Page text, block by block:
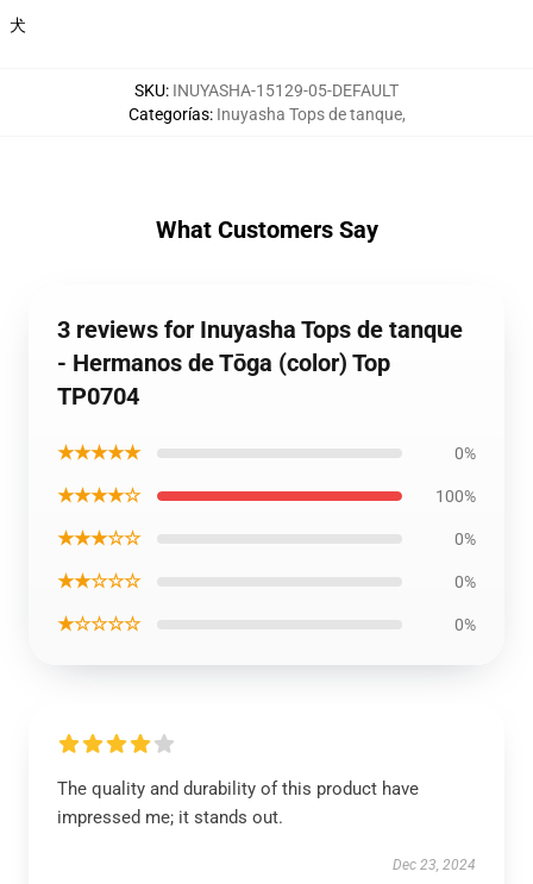
犬
SKU: INUYASHA-15129-05-DEFAULT
Categorías: Inuyasha Tops de tanque,
What Customers Say
3 reviews for Inuyasha Tops de tanque
- Hermanos de Tōga (color) Top
TP0704
★★★★★ 0%
★★★★☆ 100%
★★★☆☆ 0%
★★☆☆☆ 0%
★☆☆☆☆ 0%
The quality and durability of this product have
impressed me; it stands out.
Dec 23, 2024